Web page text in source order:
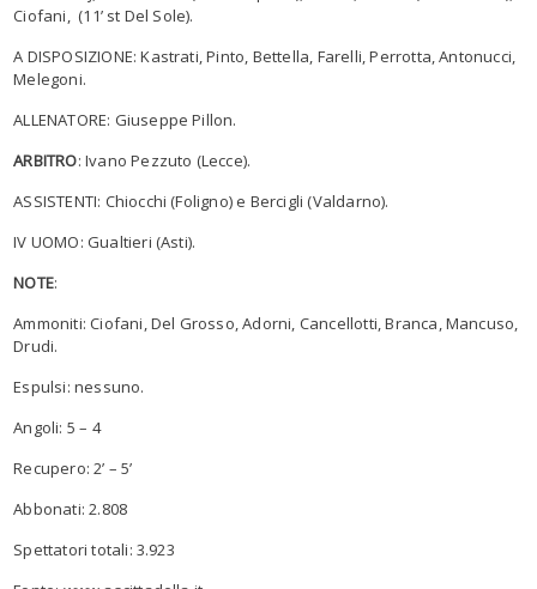
Ciofani, (11’ st Del Sole).
A DISPOSIZIONE: Kastrati, Pinto, Bettella, Farelli, Perrotta, Antonucci,
Melegoni.
ALLENATORE: Giuseppe Pillon.
ARBITRO: Ivano Pezzuto (Lecce).
ASSISTENTI: Chiocchi (Foligno) e Bercigli (Valdarno).
IV UOMO: Gualtieri (Asti).
NOTE:
Ammoniti: Ciofani, Del Grosso, Adorni, Cancellotti, Branca, Mancuso,
Drudi.
Espulsi: nessuno.
Angoli: 5 – 4
Recupero: 2’ – 5’
Abbonati: 2.808
Spettatori totali: 3.923